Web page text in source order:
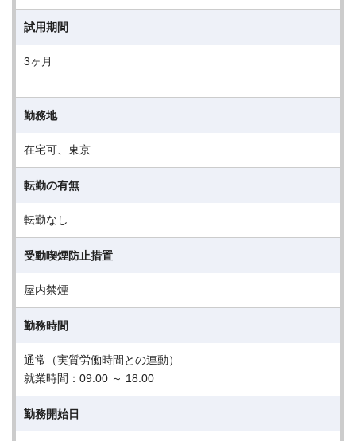
試用期間
3ヶ月
勤務地
在宅可、東京
転勤の有無
転勤なし
受動喫煙防止措置
屋内禁煙
勤務時間
通常（実質労働時間との連動）
就業時間：09:00 ～ 18:00
勤務開始日